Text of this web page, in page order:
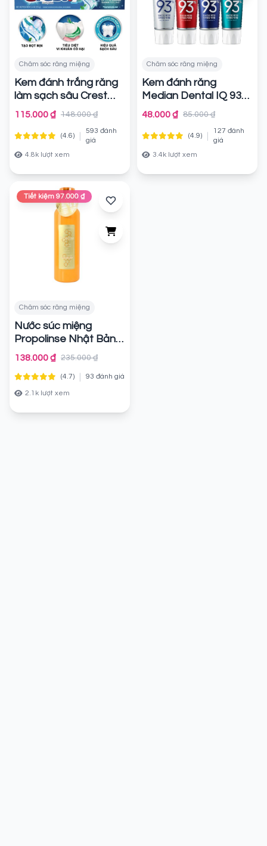
Chăm sóc răng miệng
Kem đánh trắng răng
làm sạch sâu Crest
Complete Whitening +
Deep Clean
hãng
115.000 ₫ 148.000 ₫
(4.6)
593 đánh
giá
4.8k lượt xem
Chăm sóc răng miệng
Kem đánh răng
Median Dental IQ 93%
Hàn Quốc
Chính hãng
48.000 ₫ 85.000 ₫
(4.9)
127 đánh
giá
3.4k lượt xem
Tiết kiệm 97.000 ₫
Chăm sóc răng miệng
Nước súc miệng
Propolinse Nhật Bản
Chính hãng
138.000 ₫ 235.000 ₫
(4.7) 93 đánh giá
2.1k lượt xem